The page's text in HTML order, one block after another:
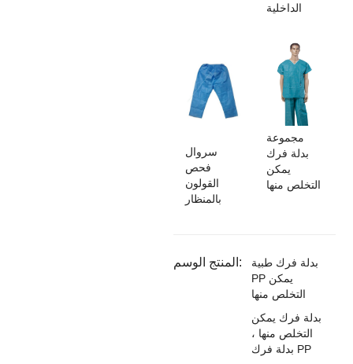
الداخلية
سروال
فحص
القولون
بالمنظار
مجموعة
بدلة فرك
يمكن
التخلص منها
المنتج الوسم:
بدلة فرك طبية
PP يمكن
التخلص منها
بدلة فرك يمكن
التخلص منها ،
بدلة فرك PP